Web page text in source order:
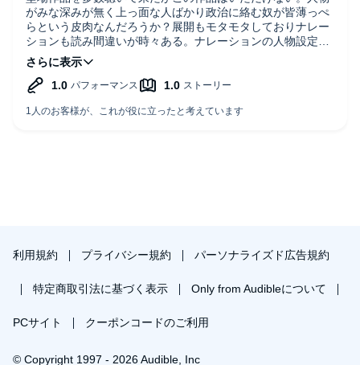
がみな深みが無く上っ面な人ばかり政治に絡む奴が皆薄っぺ
らという皮肉なんだろうか？展開もモタモタしておりナレー
ションも読み間違いが時々ある。ナレーションの人物設定も
イマイチ。
利用規約 プライバシー規約 パーソナライズド広告規約
特定商取引法に基づく表示 Only from Audibleについて
PCサイト クーポンコードのご利用
© Copyright 1997 - 2026 Audible, Inc